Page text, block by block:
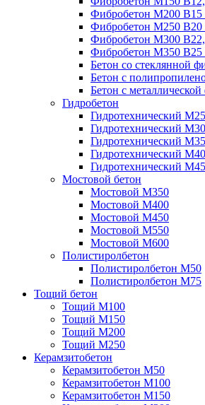
Фибробетон М200 B15
Фибробетон М250 B20
Фибробетон М300
Фибробетон М350 B25
Бетон со стеклянной
Бетон с
Бетон с
Гидробетон
Гидротехнический
Гидротехнический
Гидротехнический
Гидротехнический
Гидротехнический
Мостовой бетон
Мостовой М350
Мостовой М400
Мостовой М450
Мостовой М550
Мостовой М600
Полистиролбетон
Полистиролбетон М50
Полистиролбетон М75
Тощий бетон
Тощий М100
Тощий М150
Тощий М200
Тощий М250
Керамзитобетон
Керамзитобетон М50
Керамзитобетон М100
Керамзитобетон М150